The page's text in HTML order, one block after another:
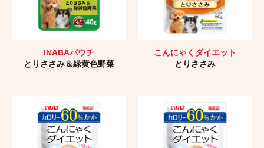
INABAパウチ
とりささみ＆緑黄色野菜
こんにゃくダイエット
とりささみ